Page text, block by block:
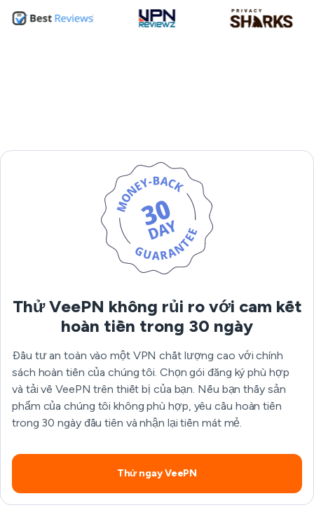
Thử VeePN không rủi ro với cam kết
hoàn tiền trong 30 ngày
Đầu tư an toàn vào một VPN chất lượng cao với chính
sách hoàn tiền của chúng tôi. Chọn gói đăng ký phù hợp
và tải về VeePN trên thiết bị của bạn. Nếu bạn thấy sản
phẩm của chúng tôi không phù hợp, yêu cầu hoàn tiền
trong 30 ngày đầu tiên và nhận lại tiền mát mẻ.
Thử ngay VeePN